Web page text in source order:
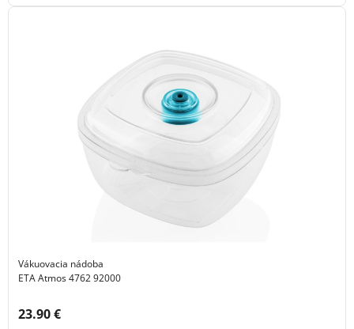
Vákuovacia nádoba
ETA Atmos 4762 92000
Cena s DPH:
23.90 €